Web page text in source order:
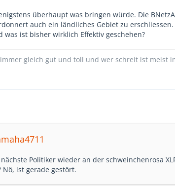
überhaupt was bringen würde. Die
auch ein ländliches Gebiet zu
was ist bisher wirklich Effektiv geschehen?
gleich gut und toll und wer schreit ist meist
Politiker wieder an der schweinchenrosa
Nö, ist gerade gestört.